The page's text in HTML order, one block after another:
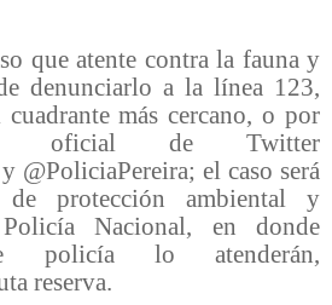
que atente contra la fauna y
denunciarlo a la línea 123,
más cercano, o por
oficial de Twitter
@PoliciaPereira; el caso será
protección ambiental y
Nacional, en donde
policía lo atenderán,
reserva.